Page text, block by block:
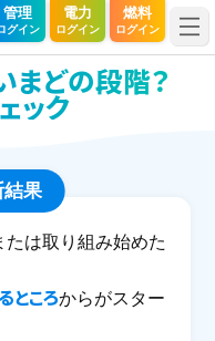
算定サービス
管理
グイン
電力
ログイン
燃料
ログイン
まどの段階？
ック
結果
は取り組み始めた
ところからがスター